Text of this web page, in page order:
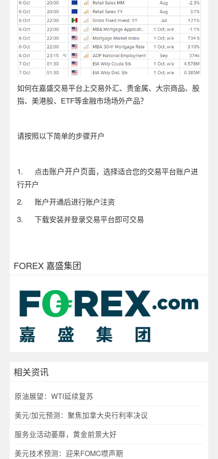
如何在嘉盛交易平台上交易外汇、贵金属、大宗商品、股
指、美港股、 ETF等金融市场场外产品？
请按照以下简单的步骤开户
1. 点击账户开户页面，选择适合您的交易平台账户进
行开户
2. 账户开通后进行账户注资
3. 下载安装并登录交易平台即可交易
FOREX 嘉盛集团
相关资讯
原油展望：WTI延续复苏
美元/加元预测：聚焦加拿大央行利率决议
服务业活动萎靡，黄金前景大好
美元技术预测：迎来FOMC噤声期